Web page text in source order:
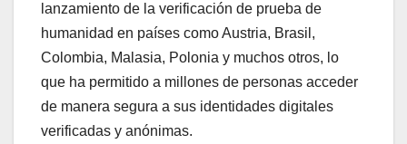
lanzamiento de la verificación de prueba de
humanidad en países como Austria, Brasil,
Colombia, Malasia, Polonia y muchos otros, lo
que ha permitido a millones de personas acceder
de manera segura a sus identidades digitales
verificadas y anónimas.